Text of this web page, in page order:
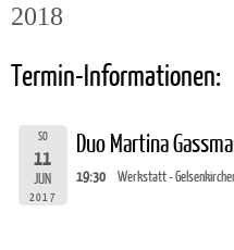
2018
Termin-Informationen:
SO
11
JUN
2017
Duo Martina
19:30 Werkstatt -